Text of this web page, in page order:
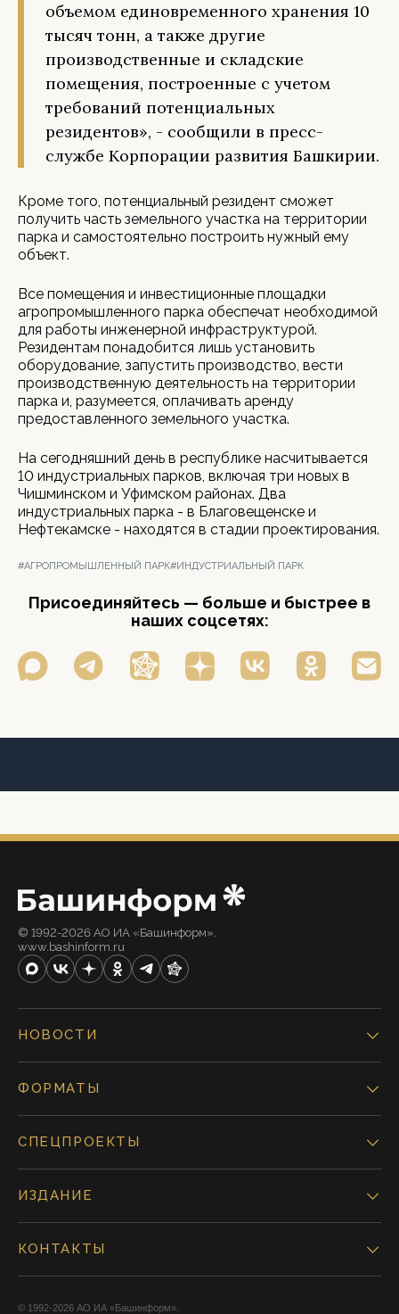
объемом единовременного хранения 10
тысяч тонн, а также другие
производственные и складские
помещения, построенные с учетом
требований потенциальных
резидентов», - сообщили в пресс-
службе Корпорации развития Башкирии.
Кроме того, потенциальный резидент сможет
получить часть земельного участка на территории
парка и самостоятельно построить нужный ему
объект.
Все помещения и инвестиционные площадки
агропромышленного парка обеспечат необходимой
для работы инженерной инфраструктурой.
Резидентам понадобится лишь установить
оборудование, запустить производство, вести
производственную деятельность на территории
парка и, разумеется, оплачивать аренду
предоставленного земельного участка.
На сегодняшний день в республике насчитывается
10 индустриальных парков, включая три новых в
Чишминском и Уфимском районах. Два
индустриальных парка - в Благовещенске и
Нефтекамске - находятся в стадии проектирования.
#АГРОПРОМЫШЛЕННЫЙ ПАРК#ИНДУСТРИАЛЬНЫЙ ПАРК
Присоединяйтесь — больше и быстрее в
наших соцсетях:
© 1992-2026 АО ИА «Башинформ».
www.bashinform.ru
НОВОСТИ
ФОРМАТЫ
СПЕЦПРОЕКТЫ
ИЗДАНИЕ
КОНТАКТЫ
© 1992-2026 АО ИА «Башинформ».